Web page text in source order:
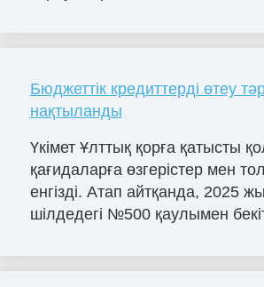
Бюджеттік кредиттерді өтеу
нақтыланды
Үкімет Ұлттық қорға қатысты
қағидаларға өзгерістер мен
енгізді. Атап айтқанда, 2025
шілдедегі №500 қаулымен